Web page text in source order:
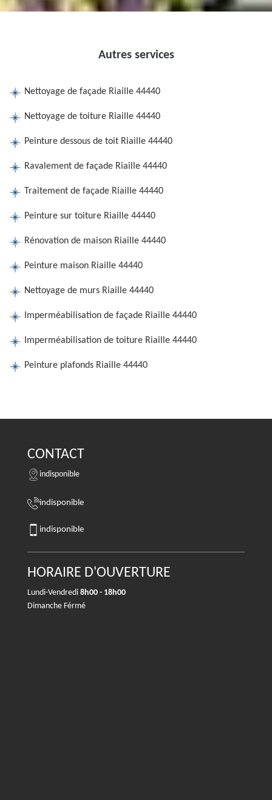
Autres services
Nettoyage de façade Riaille 44440
Nettoyage de toiture Riaille 44440
Peinture dessous de toit Riaille 44440
Ravalement de façade Riaille 44440
Traitement de façade Riaille 44440
Peinture sur toiture Riaille 44440
Rénovation de maison Riaille 44440
Peinture maison Riaille 44440
Nettoyage de murs Riaille 44440
Imperméabilisation de façade Riaille 44440
Imperméabilisation de toiture Riaille 44440
Peinture plafonds Riaille 44440
CONTACT
indisponible
indisponible
indisponible
HORAIRE D'OUVERTURE
Lundi-Vendredi 8h00 - 18h00
Dimanche Férmé